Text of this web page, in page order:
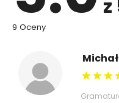
z
9 Oceny
Michał